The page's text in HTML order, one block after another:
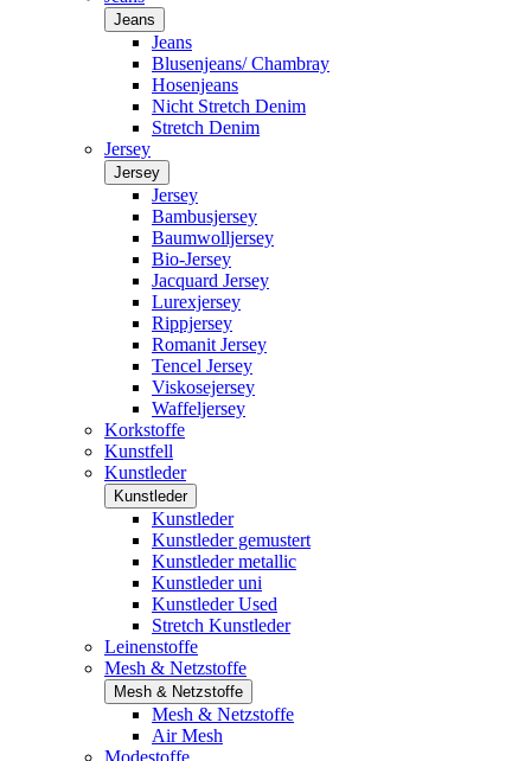
Jeans
Jeans
Blusenjeans/ Chambray
Hosenjeans
Nicht Stretch Denim
Stretch Denim
Jersey
Jersey
Jersey
Bambusjersey
Baumwolljersey
Bio-Jersey
Jacquard Jersey
Lurexjersey
Rippjersey
Romanit Jersey
Tencel Jersey
Viskosejersey
Waffeljersey
Korkstoffe
Kunstfell
Kunstleder
Kunstleder
Kunstleder
Kunstleder gemustert
Kunstleder metallic
Kunstleder uni
Kunstleder Used
Stretch Kunstleder
Leinenstoffe
Mesh & Netzstoffe
Mesh & Netzstoffe
Mesh & Netzstoffe
Air Mesh
Modestoffe